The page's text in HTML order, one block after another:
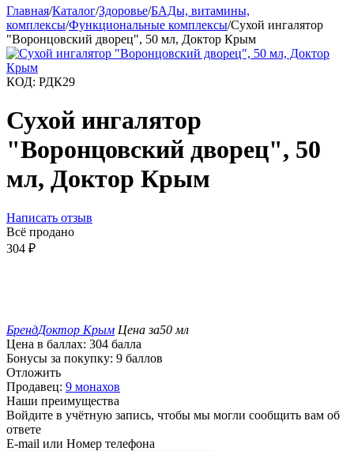
Главная/Каталог/Здоровье/БАДы, витамины,
комплексы/Функциональные комплексы/Сухой ингалятор
"Воронцовский дворец", 50 мл, Доктор Крым
КОД: РДК29
Сухой ингалятор
"Воронцовский дворец", 50
мл, Доктор Крым
Написать отзыв
Всё продано
304 ₽
БрендДоктор Крым Цена за50 мл
Цена в баллах: 304 балла
Бонусы за покупку: 9 баллов
Отложить
Продавец: 9 монахов
Наши преимущества
Войдите в учётную запись, чтобы мы могли сообщить вам об
ответе
E-mail или Номер телефона